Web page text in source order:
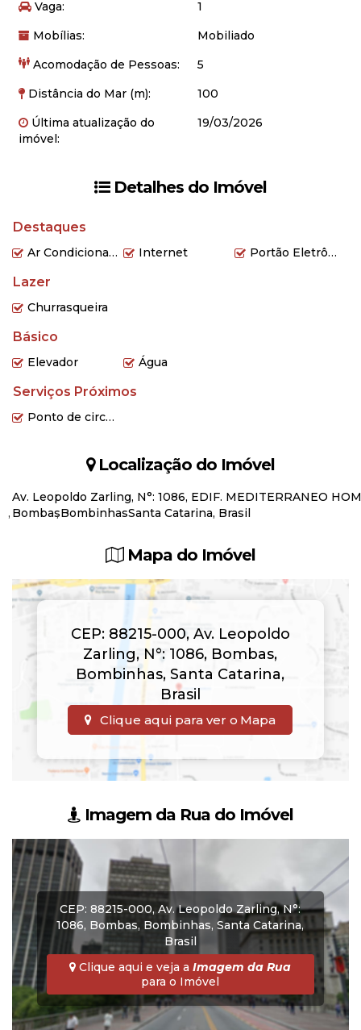
Voltagem 220V.
WhatsApp: (47) 98405-3508
Vaga:
1
Mobílias:
Mobiliado
Acomodação de Pessoas:
5
Distância do Mar (m):
100
Última atualização do
imóvel:
19/03/2026
Detalhes do Imóvel
Destaques
Ar Condicionado Internet Portão Eletrônico
Lazer
Churrasqueira
Básico
Elevador Água
Serviços Próximos
Ponto de circular
Localização do Imóvel
Av. Leopoldo Zarling, N°: 1086, EDIF. MEDITERRANEO
BombasBombinhasSanta Catarina, Brasil
Mapa do Imóvel
CEP: 88215-000, Av. Leopoldo
Zarling, N°: 1086, Bombas,
Bombinhas,Santa Catarina,
Brasil
Clique aqui para ver o Mapa
Imagem da Rua do Imóvel
CEP: 88215-000,Av. Leopoldo Zarling,N°:
1086, Bombas, Bombinhas,Santa Catarina,
Brasil
Clique aqui e veja aImagem da Rua
para o Imóvel